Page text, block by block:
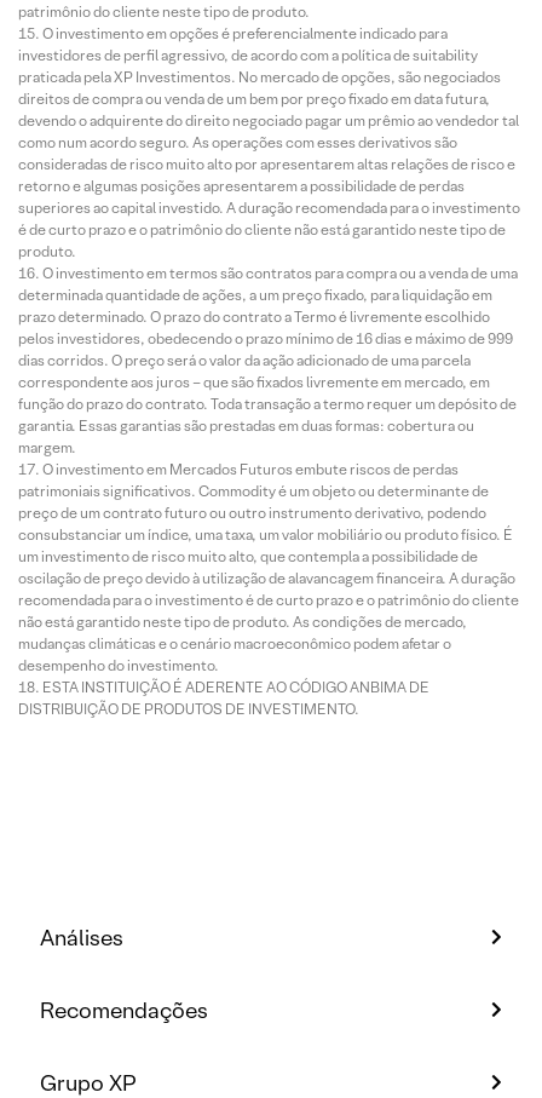
patrimônio do cliente neste tipo de produto.
O investimento em opções é preferencialmente indicado para
investidores de perfil agressivo, de acordo com a política de suitability
praticada pela XP Investimentos. No mercado de opções, são negociados
direitos de compra ou venda de um bem por preço fixado em data futura,
devendo o adquirente do direito negociado pagar um prêmio ao vendedor tal
como num acordo seguro. As operações com esses derivativos são
consideradas de risco muito alto por apresentarem altas relações de risco e
retorno e algumas posições apresentarem a possibilidade de perdas
superiores ao capital investido. A duração recomendada para o investimento
é de curto prazo e o patrimônio do cliente não está garantido neste tipo de
produto.
O investimento em termos são contratos para compra ou a venda de uma
determinada quantidade de ações, a um preço fixado, para liquidação em
prazo determinado. O prazo do contrato a Termo é livremente escolhido
pelos investidores, obedecendo o prazo mínimo de 16 dias e máximo de 999
dias corridos. O preço será o valor da ação adicionado de uma parcela
correspondente aos juros – que são fixados livremente em mercado, em
função do prazo do contrato. Toda transação a termo requer um depósito de
garantia. Essas garantias são prestadas em duas formas: cobertura ou
margem.
O investimento em Mercados Futuros embute riscos de perdas
patrimoniais significativos. Commodity é um objeto ou determinante de
preço de um contrato futuro ou outro instrumento derivativo, podendo
consubstanciar um índice, uma taxa, um valor mobiliário ou produto físico. É
um investimento de risco muito alto, que contempla a possibilidade de
oscilação de preço devido à utilização de alavancagem financeira. A duração
recomendada para o investimento é de curto prazo e o patrimônio do cliente
não está garantido neste tipo de produto. As condições de mercado,
mudanças climáticas e o cenário macroeconômico podem afetar o
desempenho do investimento.
ESTA INSTITUIÇÃO É ADERENTE AO CÓDIGO ANBIMA DE
DISTRIBUIÇÃO DE PRODUTOS DE INVESTIMENTO.
Análises
Recomendações
Grupo XP